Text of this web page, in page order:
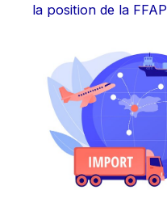
la position de la FFAP